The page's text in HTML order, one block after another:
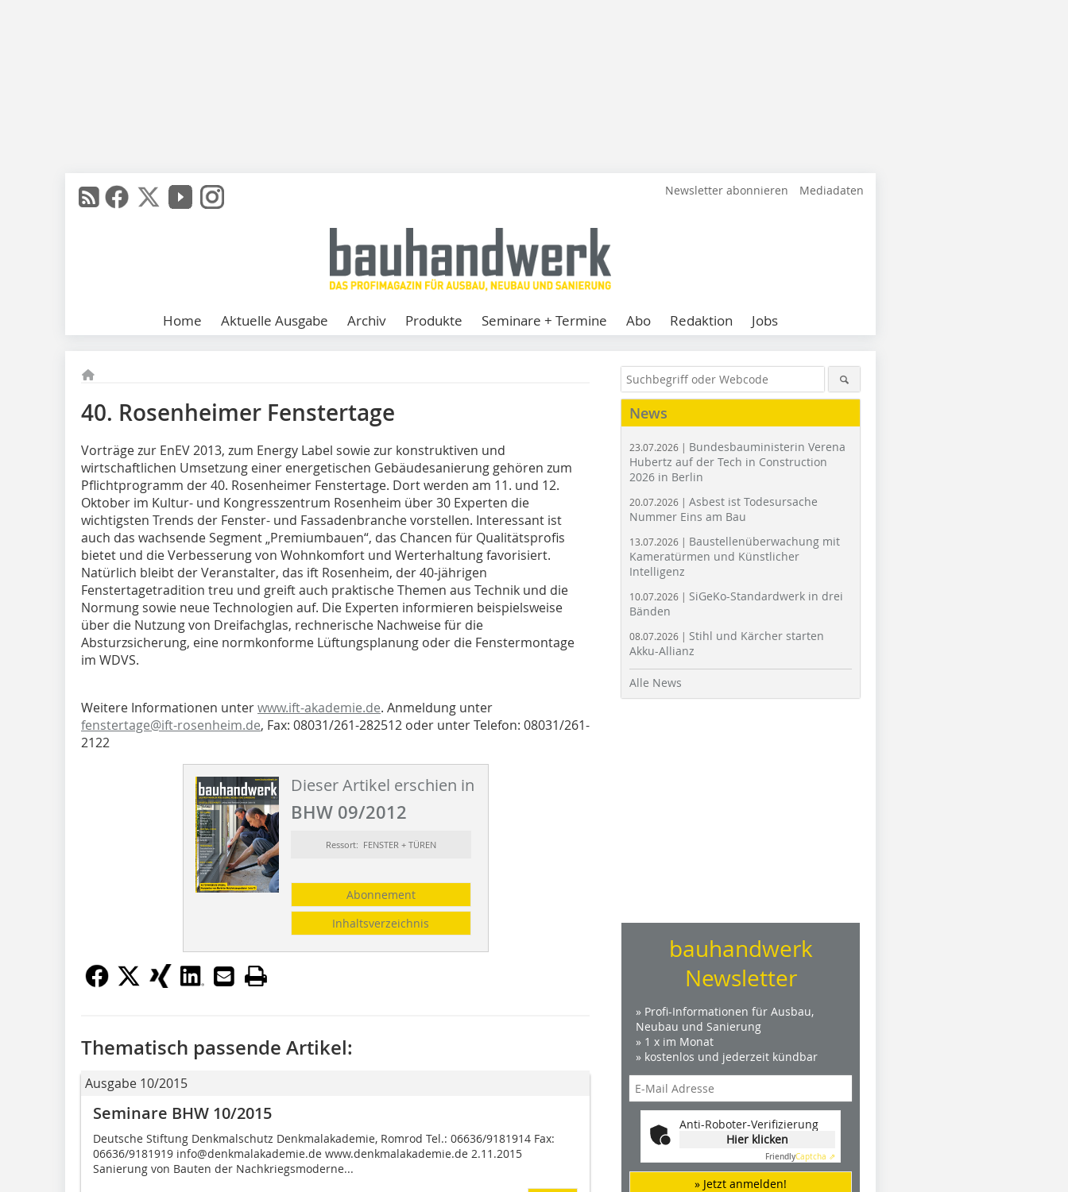
Newsletter abonnieren Mediadaten
Home Aktuelle Ausgabe Archiv Produkte Seminare + Termine Abo Redaktion Jobs
40. Rosenheimer Fenstertage
Vorträge zur EnEV 2013, zum Energy Label sowie zur konstruktiven und
wirtschaftlichen Umsetzung einer energetischen Gebäudesanierung gehören zum
Pflichtprogramm der 40. Rosenheimer Fenstertage. Dort werden am 11. und 12.
Oktober im Kultur- und Kongresszentrum Rosenheim über 30 Experten die
wichtigsten Trends der Fenster- und Fassadenbranche vorstellen. Interessant ist
auch das wachsende Segment „Premiumbauen“, das Chancen für Qualitätsprofis
bietet und die Verbesserung von Wohnkomfort und Werterhaltung favorisiert.
Natürlich bleibt der Veranstalter, das ift Rosenheim, der 40-jährigen
Fenstertagetradition treu und greift auch praktische Themen aus Technik und die
Normung sowie neue Technologien auf. Die Experten informieren beispielsweise
über die Nutzung von Dreifachglas, rechnerische Nachweise für die
Absturzsicherung, eine normkonforme Lüftungsplanung oder die Fenstermontage
im WDVS.
Weitere Informationen unterwww.ift-akademie.de. Anmeldung unter
fenstertage@ift-rosenheim.de, Fax: 08031/261-282512 oder unter Telefon: 08031/261-
2122
Dieser Artikel erschien in
BHW 09/2012
Ressort: FENSTER + TÜREN
Abonnement
Inhaltsverzeichnis
Thematisch passende Artikel:
Ausgabe 10/2015
Seminare BHW 10/2015
Deutsche Stiftung Denkmalschutz Denkmalakademie, Romrod Tel.: 06636/9181914 Fax:
06636/9181919 info@denkmalakademie.de www.denkmalakademie.de 2.11.2015
Sanierung von Bauten der Nachkriegsmoderne...
News
23.07.2026 | Bundesbauministerin Verena
Hubertz auf der Tech in Construction
2026 in Berlin
20.07.2026 | Asbest ist Todesursache
Nummer Eins am Bau
13.07.2026 | Baustellenüberwachung mit
Kameratürmen und Künstlicher
Intelligenz
10.07.2026 | SiGeKo-Standardwerk in drei
Bänden
08.07.2026 | Stihl und Kärcher starten
Akku-Allianz
Alle News
bauhandwerk
Newsletter
» Profi-Informationen für Ausbau,
Neubau und Sanierung
» 1 x im Monat
» kostenlos und jederzeit kündbar
Anti-Roboter-Verifizierung
Hier klicken
FriendlyCaptcha ⇗
» Jetzt anmelden!